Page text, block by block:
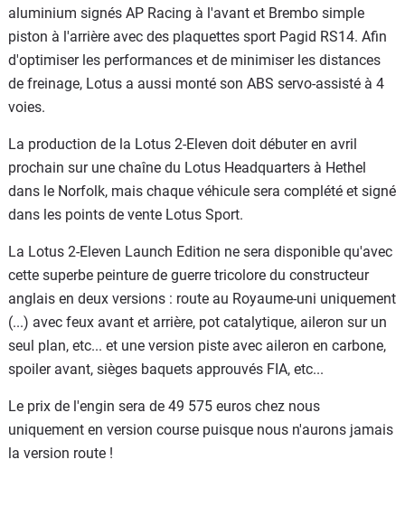
aluminium signés AP Racing à l'avant et Brembo simple
piston à l'arrière avec des plaquettes sport Pagid RS14. Afin
d'optimiser les performances et de minimiser les distances
de freinage, Lotus a aussi monté son ABS servo-assisté à 4
voies.
La production de la Lotus 2-Eleven doit débuter en avril
prochain sur une chaîne du Lotus Headquarters à Hethel
dans le Norfolk, mais chaque véhicule sera complété et signé
dans les points de vente Lotus Sport.
La Lotus 2-Eleven Launch Edition ne sera disponible qu'avec
cette superbe peinture de guerre tricolore du constructeur
anglais en deux versions : route au Royaume-uni uniquement
(...) avec feux avant et arrière, pot catalytique, aileron sur un
seul plan, etc... et une version piste avec aileron en carbone,
spoiler avant, sièges baquets approuvés FIA, etc...
Le prix de l'engin sera de 49 575 euros chez nous
uniquement en version course puisque nous n'aurons jamais
la version route !